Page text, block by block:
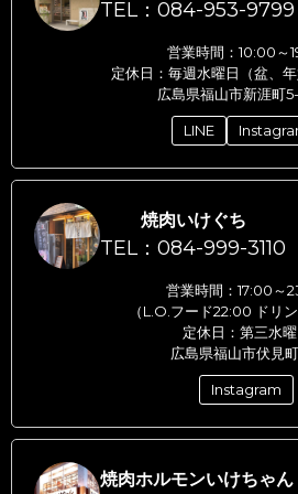
TEL：084-953-9799
営業時間：10:00～
定休日：毎週水曜日（盆、年
広島県福山市新涯町
LINE
焼肉いけぐち
TEL：084-999-3110
営業時間：17:00～
（L.O.フード22:00 ドリ
定休日：第三水曜
広島県福山市伏見町
Instagram
焼肉ホルモンいけちゃん